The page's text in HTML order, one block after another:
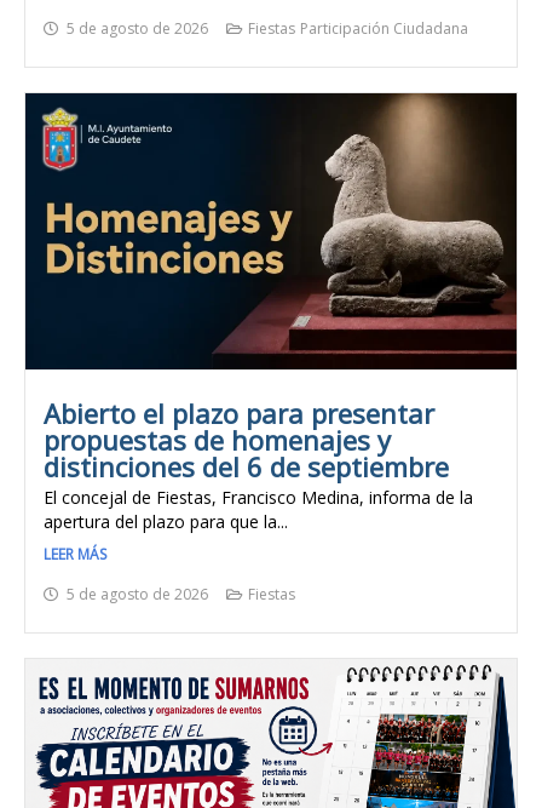
5 de agosto de 2026
Fiestas Participación Ciudadana
Abierto el plazo para presentar
propuestas de homenajes y
distinciones del 6 de septiembre
El concejal de Fiestas, Francisco Medina, informa de la
apertura del plazo para que la...
LEER MÁS
5 de agosto de 2026
Fiestas